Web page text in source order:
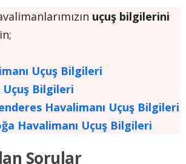
uçuş bilgilerini
Uçuş Bilgileri
Uçuş Bilgileri
Havalimanı Uçuş Bilgileri
Havalimanı Uçuş Bilgileri
Sorular